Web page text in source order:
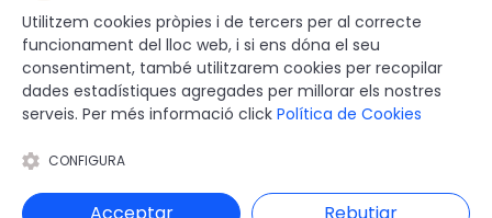
Altres Canals
canalandorra.ad
© 2012-2026 Ajuntaments de Catalunya - Tots els drets
Avís Legal |Política de privacitat|
Utilitzem cookies pròpies i de tercers per al correcte
funcionament del lloc web, i si ens dóna el seu
consentiment, també utilitzarem cookies per recopilar
dades estadístiques agregades per millorar els nostres
serveis. Per més informació click Política de Cookies
CONFIGURA